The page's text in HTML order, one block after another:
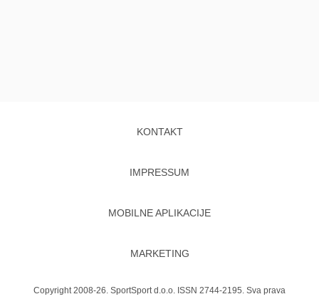
KONTAKT
IMPRESSUM
MOBILNE APLIKACIJE
MARKETING
Copyright 2008-26. SportSport d.o.o. ISSN 2744-2195. Sva prava